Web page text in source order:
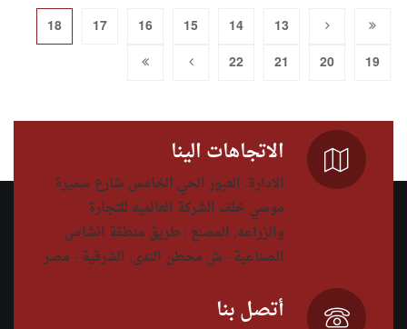
13
14
15
16
17
18
19
20
21
22
الاتجاهات الينا
الادارة: العبور الحي الخامس شارع سميرة
موسي خلف الشركة العالميه للتجارة
والزراعه, المصنع : طريق منطقة انشاص
الصناعية - ش محطن الندى, الشرقية - مصر
أتصل بنا